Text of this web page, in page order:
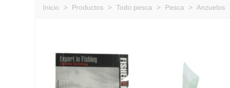
Inicio > Productos > Todo pesca > Pesca > Anzuelos